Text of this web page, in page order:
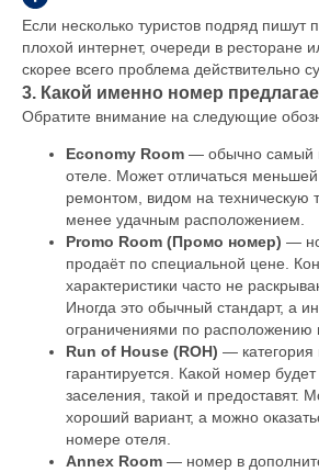
Если несколько туристов подряд пишут
плохой интернет, очереди в
скорее всего проблема действительно
3. Какой именно номер
Обратите внимание на следующие
Economy Room — обычно самый
отеле. Может отличаться
ремонтом, видом на техническую
менее удачным расположением.
Promo Room (Промо номер) —
продаёт по специальной цене.
характеристики часто не
Иногда это обычный стандарт, а
ограничениями по расположению
Run of House (ROH) — категория
гарантируется. Какой номер
заселения, такой и предоставят.
хороший вариант, а можно
номере отеля.
Annex Room — номер в